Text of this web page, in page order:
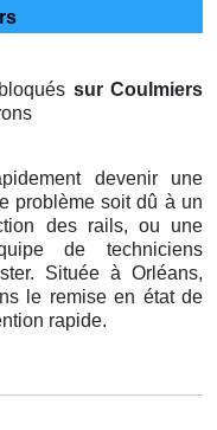
sur Coulmiers
devenir une
problème soit dû à un
des rails, ou une
de techniciens
Située à Orléans,
le remise en état de
rapide.